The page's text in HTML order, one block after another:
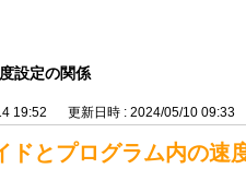
設定の関係
19:52 更新日時 : 2024/05/10 09:33
ドとプログラム内の速